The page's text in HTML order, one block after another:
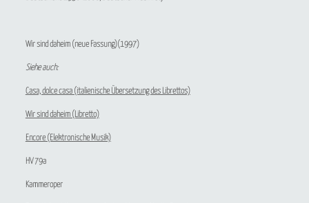
Wir sind daheim (neue Fassung)(1997)
Siehe auch:
Casa, dolce casa (italienische Übersetzung des Librettos)
Wir sind daheim (Libretto)
Encore (Elektronische Musik)
HV 79a
Kammeroper